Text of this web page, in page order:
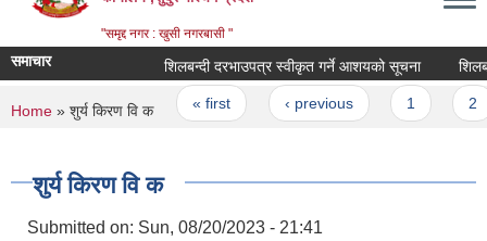
"समृद्द नगर : खुसी नगरबासी "
समाचार शिलबन्दी दरभाउपत्र स्वीकृत गर्ने आशयको सूचना
Pages
« first ‹ previous
You are here
Home » शुर्य किरण वि क
शुर्य किरण वि क
Submitted on: Sun, 08/20/2023 - 21:41